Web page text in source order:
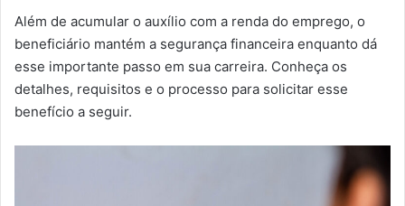
Além de acumular o auxílio com a renda do emprego, o
beneficiário mantém a segurança financeira enquanto dá
esse importante passo em sua carreira. Conheça os
detalhes, requisitos e o processo para solicitar esse
benefício a seguir.